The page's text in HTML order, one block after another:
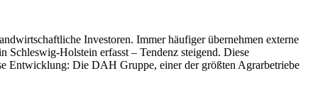
Investoren. Immer häufiger übernehmen externe
Schleswig-Holstein erfasst – Tendenz steigend. Diese
Entwicklung: Die DAH Gruppe, einer der größten Agrarbetriebe